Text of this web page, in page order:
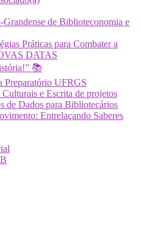
de Biblioteconomia e
Práticas para Combater a
DATAS
📚
Preparatório UFRGS
e Escrita de projetos
de Dados para Bibliotecários
Entrelaçando Saberes